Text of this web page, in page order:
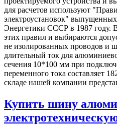
для расчетов используют
электроустановок"
Энергетики СССР в 1987 году.
этих правил и выбираются
не изолированных проводов и
длительный ток для
сечения 10*100 мм при
переменного тока составляет
складе нашей компании
Купить шину